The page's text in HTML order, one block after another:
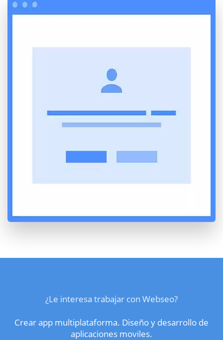
¿Le interesa trabajar con Webseo?
Crear app multiplataforma. Diseño y desarrollo de
aplicaciones moviles.